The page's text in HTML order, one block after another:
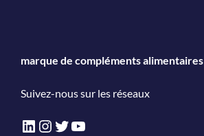
marque de compléments alimentaires
Suivez-nous sur les réseaux
LinkedIn
Instagram
Twitter
YouTube